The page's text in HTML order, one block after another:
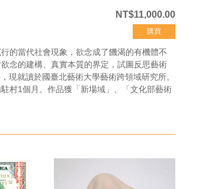
NT$11,000.00
購買
的當代社會現象，欲念成了饑渴的有機體不
念的建構、真實本質的界定，試圖反思藝術
現就讀於國臺北藝術大學藝術跨領域研究所。
村1個月。作品獲「新場域」、「文化部藝術